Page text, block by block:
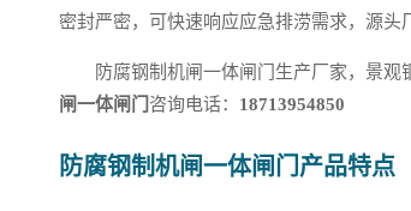
密封严密，可快速响应应急排涝需求，源头
防腐钢制机闸一体闸门生产厂家，景
闸一体闸门 咨询电话： 18713954850
防腐钢制机闸一体闸门产品特点